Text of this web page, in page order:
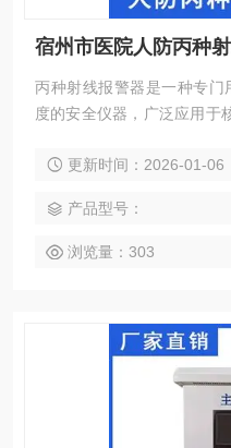
宿州市医院人防丙种
丙种射线报警器是一种专门
度的安全仪器，广泛应用于
线报警器JHS-7415
更新时间：2026-01-06
产品型号：
浏览量：303